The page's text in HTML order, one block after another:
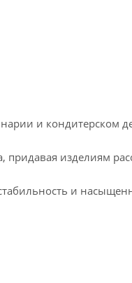
и кондитерском
придавая изделиям
и